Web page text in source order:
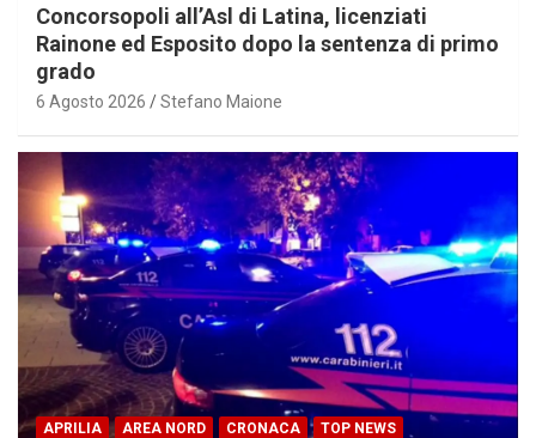
Concorsopoli all’Asl di Latina, licenziati
Rainone ed Esposito dopo la sentenza di primo
grado
6 Agosto 2026 Stefano Maione
APRILIA AREA NORD CRONACA TOP NEWS